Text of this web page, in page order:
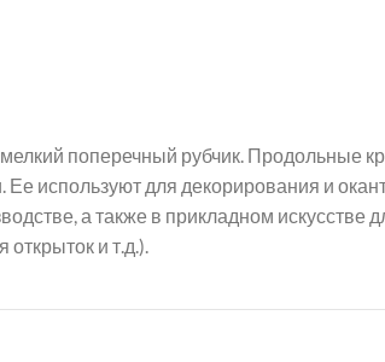
мелкий поперечный рубчик.
используют для декорирования и
а также в прикладном искусстве
и т.д.).